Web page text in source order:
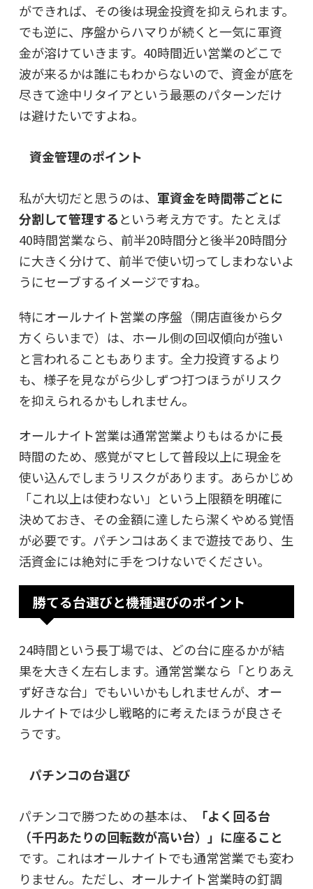
ができれば、その後は現金投資を抑えられます。
でも逆に、序盤からハマりが続くと一気に軍資
金が溶けていきます。40時間近い営業のどこで
波が来るかは誰にもわからないので、 資金が底を
尽きて途中リタイアという最悪のパターンだけ
は避けたいですよね。
資金管理のポイント
私が大切だと思うのは、 軍資金を時間帯ごとに
分割して管理するという考え方です。たとえば
40時間営業なら、前半20時間分と後半20時間分
に大きく分けて、前半で使い切ってしまわないよ
うにセーブするイメージですね。
特にオールナイト営業の序盤（開店直後から夕
方くらいまで）は、ホール側の回収傾向が強い
と言われることもあります。全力投資するより
も、様子を見ながら少しずつ打つほうがリスク
を抑えられるかもしれません。
オールナイト営業は通常営業よりもはるかに長
時間のため、感覚がマヒして普段以上に現金を
使い込んでしまうリスクがあります。あらかじめ
「これ以上は使わない」という上限額を明確に
決めておき、その金額に達したら潔くやめる覚悟
が必要です。パチンコはあくまで遊技であり、生
活資金には絶対に手をつけないでください。
勝てる台選びと機種選びのポイント
24時間という長丁場では、どの台に座るかが結
果を大きく左右します。通常営業なら「とりあえ
ず好きな台」でもいいかもしれませんが、オー
ルナイトでは少し戦略的に考えたほうが良さそ
うです。
パチンコの台選び
パチンコで勝つための基本は、
「よく回る台
（千円あたりの回転数が高い台）」に座ること
です。これはオールナイトでも通常営業でも変わ
りません。ただし、オールナイト営業時の釘調